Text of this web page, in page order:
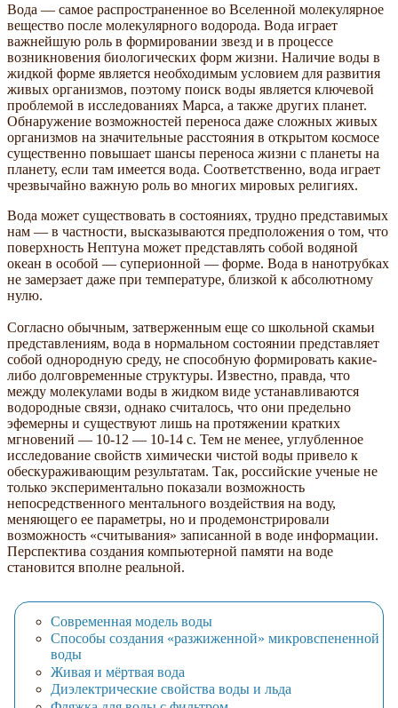
Вода — самое распространенное во Вселенной молекулярное
вещество после молекулярного водорода. Вода играет
важнейшую роль в формировании звезд и в процессе
возникновения биологических форм жизни. Наличие воды в
жидкой форме является необходимым условием для развития
живых организмов, поэтому поиск воды является ключевой
проблемой в исследованиях Марса, а также других планет.
Обнаружение возможностей переноса даже сложных живых
организмов на значительные расстояния в открытом космосе
существенно повышает шансы переноса жизни с планеты на
планету, если там имеется вода. Соответственно, вода играет
чрезвычайно важную роль во многих мировых религиях.
Вода может существовать в состояниях, трудно представимых
нам — в частности, высказываются предположения о том, что
поверхность Нептуна может представлять собой водяной
океан в особой — суперионной — форме. Вода в нанотрубках
не замерзает даже при температуре, близкой к абсолютному
нулю.
Согласно обычным, затверженным еще со школьной скамьи
представлениям, вода в нормальном состоянии представляет
собой однородную среду, не способную формировать какие-
либо долговременные структуры. Известно, правда, что
между молекулами воды в жидком виде устанавливаются
водородные связи, однако считалось, что они предельно
эфемерны и существуют лишь на протяжении кратких
мгновений — 10-12 — 10-14 с. Тем не менее, углубленное
исследование свойств химически чистой воды привело к
обескураживающим результатам. Так, российские ученые не
только экспериментально показали возможность
непосредственного ментального воздействия на воду,
меняющего ее параметры, но и продемонстрировали
возможность «считывания» записанной в воде информации.
Перспектива создания компьютерной памяти на воде
становится вполне реальной.
Современная модель воды
Способы создания «разжиженной» микровспененной
воды
Живая и мёртвая вода
Диэлектрические свойства воды и льда